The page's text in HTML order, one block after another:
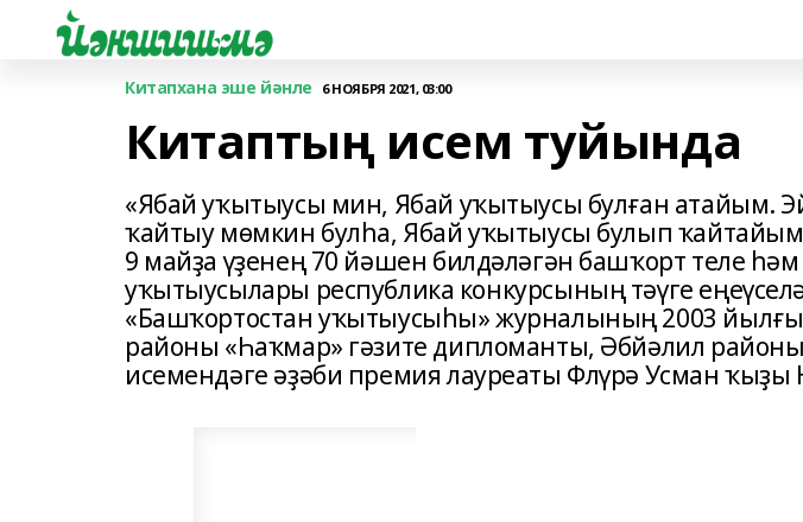
Китапхана эше йәнле 6 НОЯБРЯ 2021, 03:00
Китаптың исем туйында
«Ябай уҡытыусы мин, Ябай уҡытыусы булған атайым.
ҡайтыу мөмкин булһа, Ябай уҡытыусы булып
9 майҙа үҙенең 70 йәшен билдәләгән башҡорт теле һәм
уҡытыусылары республика конкурсының тәүге
«Башҡортостан уҡытыусыһы» журналының 2003
районы «Һаҡмар» гәзите дипломанты, Әбйәлил
исемендәге әҙәби премия лауреаты Флүрә Усман ҡыҙы